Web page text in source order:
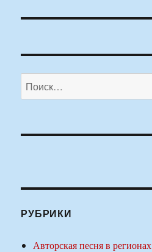
Искать:
РУБРИКИ
Авторская песня в регионах